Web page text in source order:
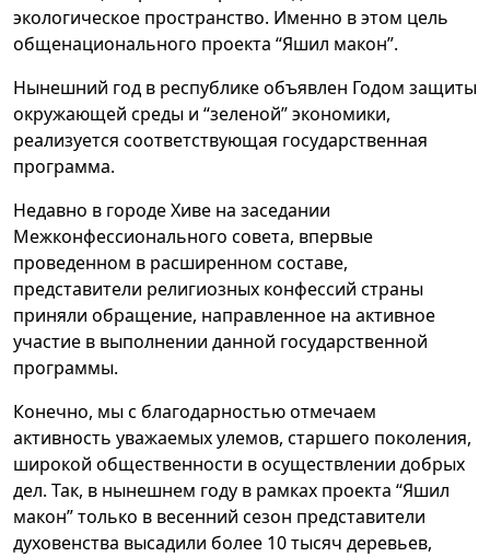
экологическое пространство. Именно в этом цель
общенационального проекта “Яшил макон”.
Нынешний год в республике объявлен Годом защиты
окружающей среды и “зеленой” экономики,
реализуется соответствующая государственная
программа.
Недавно в городе Хиве на заседании
Межконфессионального совета, впервые
проведенном в расширенном составе,
представители религиозных конфессий страны
приняли обращение, направленное на активное
участие в выполнении данной государственной
программы.
Конечно, мы с благодарностью отмечаем
активность уважаемых улемов, старшего поколения,
широкой общественности в осуществлении добрых
дел. Так, в нынешнем году в рамках проекта “Яшил
макон” только в весенний сезон представители
духовенства высадили более 10 тысяч деревьев,